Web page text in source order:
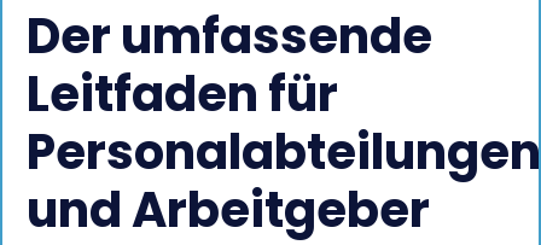
Der umfassende
Leitfaden für
Personalabteilungen
und Arbeitgeber